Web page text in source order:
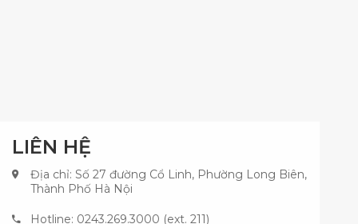
LIÊN HỆ
Địa chỉ: Số 27 đường Cổ Linh, Phường Long Biên,
Thành Phố Hà Nội
Hotline: 0243.269.3000 (ext. 211)